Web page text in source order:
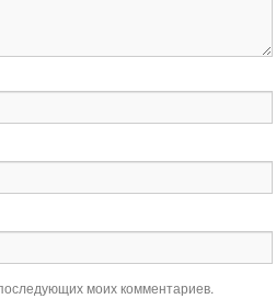
моих комментариев.